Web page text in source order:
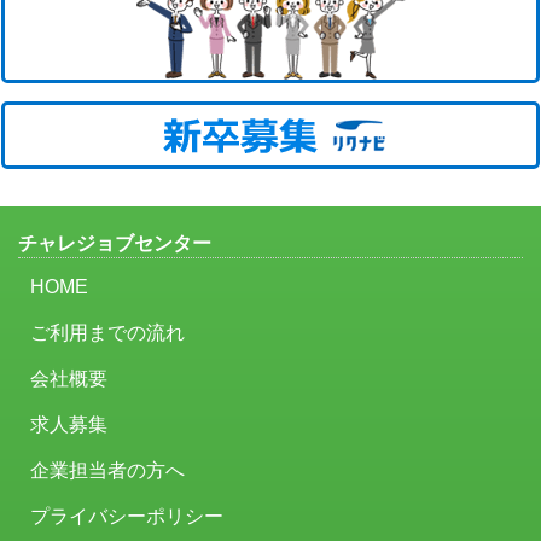
チャレジョブセンター
HOME
ご利用までの流れ
会社概要
求人募集
企業担当者の方へ
プライバシーポリシー